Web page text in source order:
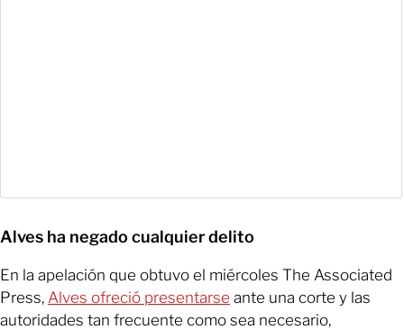
Alves ha negado cualquier delito
En la apelación que obtuvo el miércoles The Associated
Press, Alves ofreció presentarse ante una corte y las
autoridades tan frecuente como sea necesario,